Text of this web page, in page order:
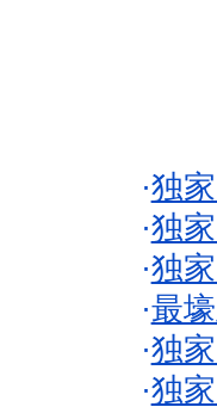
·独
·独
·独
·最
·独
·独